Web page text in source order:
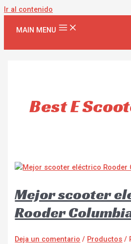
Ir al contenido
MAIN MENU
Best E
Mejor scooter
Rooder
Deja un comentario / Productos /